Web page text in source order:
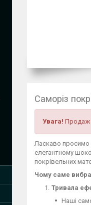
Саморіз
Увага! Продаж
Ласкаво просимо
елегантному
покрівельних
Чому саме
Тривала
Наші